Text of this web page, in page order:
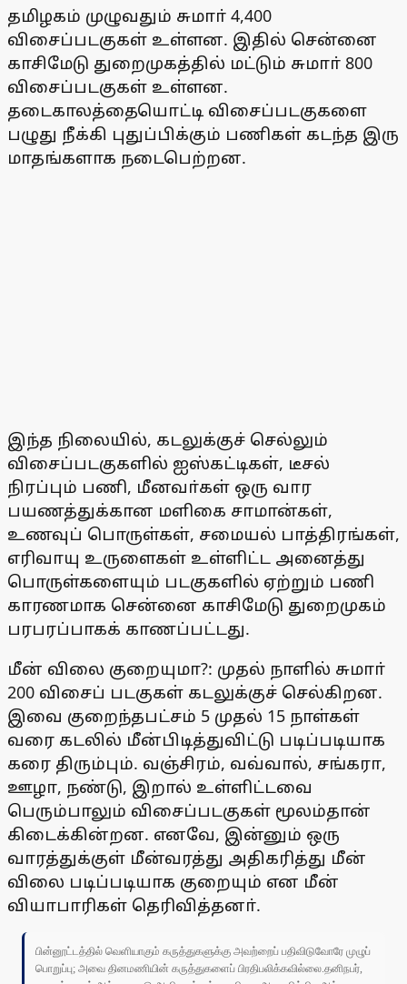
தமிழகம் முழுவதும் சுமாா் 4,400
விசைப்படகுகள் உள்ளன. இதில் சென்னை
காசிமேடு துறைமுகத்தில் மட்டும் சுமாா் 800
விசைப்படகுகள் உள்ளன.
தடைகாலத்தையொட்டி விசைப்படகுகளை
பழுது நீக்கி புதுப்பிக்கும் பணிகள் கடந்த இரு
மாதங்களாக நடைபெற்றன.
இந்த நிலையில், கடலுக்குச் செல்லும்
விசைப்படகுகளில் ஐஸ்கட்டிகள், டீசல்
நிரப்பும் பணி, மீனவா்கள் ஒரு வார
பயணத்துக்கான மளிகை சாமான்கள்,
உணவுப் பொருள்கள், சமையல் பாத்திரங்கள்,
எரிவாயு உருளைகள் உள்ளிட்ட அனைத்து
பொருள்களையும் படகுகளில் ஏற்றும் பணி
காரணமாக சென்னை காசிமேடு துறைமுகம்
பரபரப்பாகக் காணப்பட்டது.
மீன் விலை குறையுமா?: முதல் நாளில் சுமாா்
200 விசைப் படகுகள் கடலுக்குச் செல்கிறன.
இவை குறைந்தபட்சம் 5 முதல் 15 நாள்கள்
வரை கடலில் மீன்பிடித்துவிட்டு படிப்படியாக
கரை திரும்பும். வஞ்சிரம், வவ்வால், சங்கரா,
ஊழா, நண்டு, இறால் உள்ளிட்டவை
பெரும்பாலும் விசைப்படகுகள் மூலம்தான்
கிடைக்கின்றன. எனவே, இன்னும் ஒரு
வாரத்துக்குள் மீன்வரத்து அதிகரித்து மீன்
விலை படிப்படியாக குறையும் என மீன்
வியாபாரிகள் தெரிவித்தனா்.
பின்னூட்டத்தில் வெளியாகும் கருத்துகளுக்கு அவற்றைப் பதிவிடுவோரே முழுப்
பொறுப்பு; அவை தினமணியின் கருத்துகளைப் பிரதிபலிக்கவில்லை.தனிநபர்,